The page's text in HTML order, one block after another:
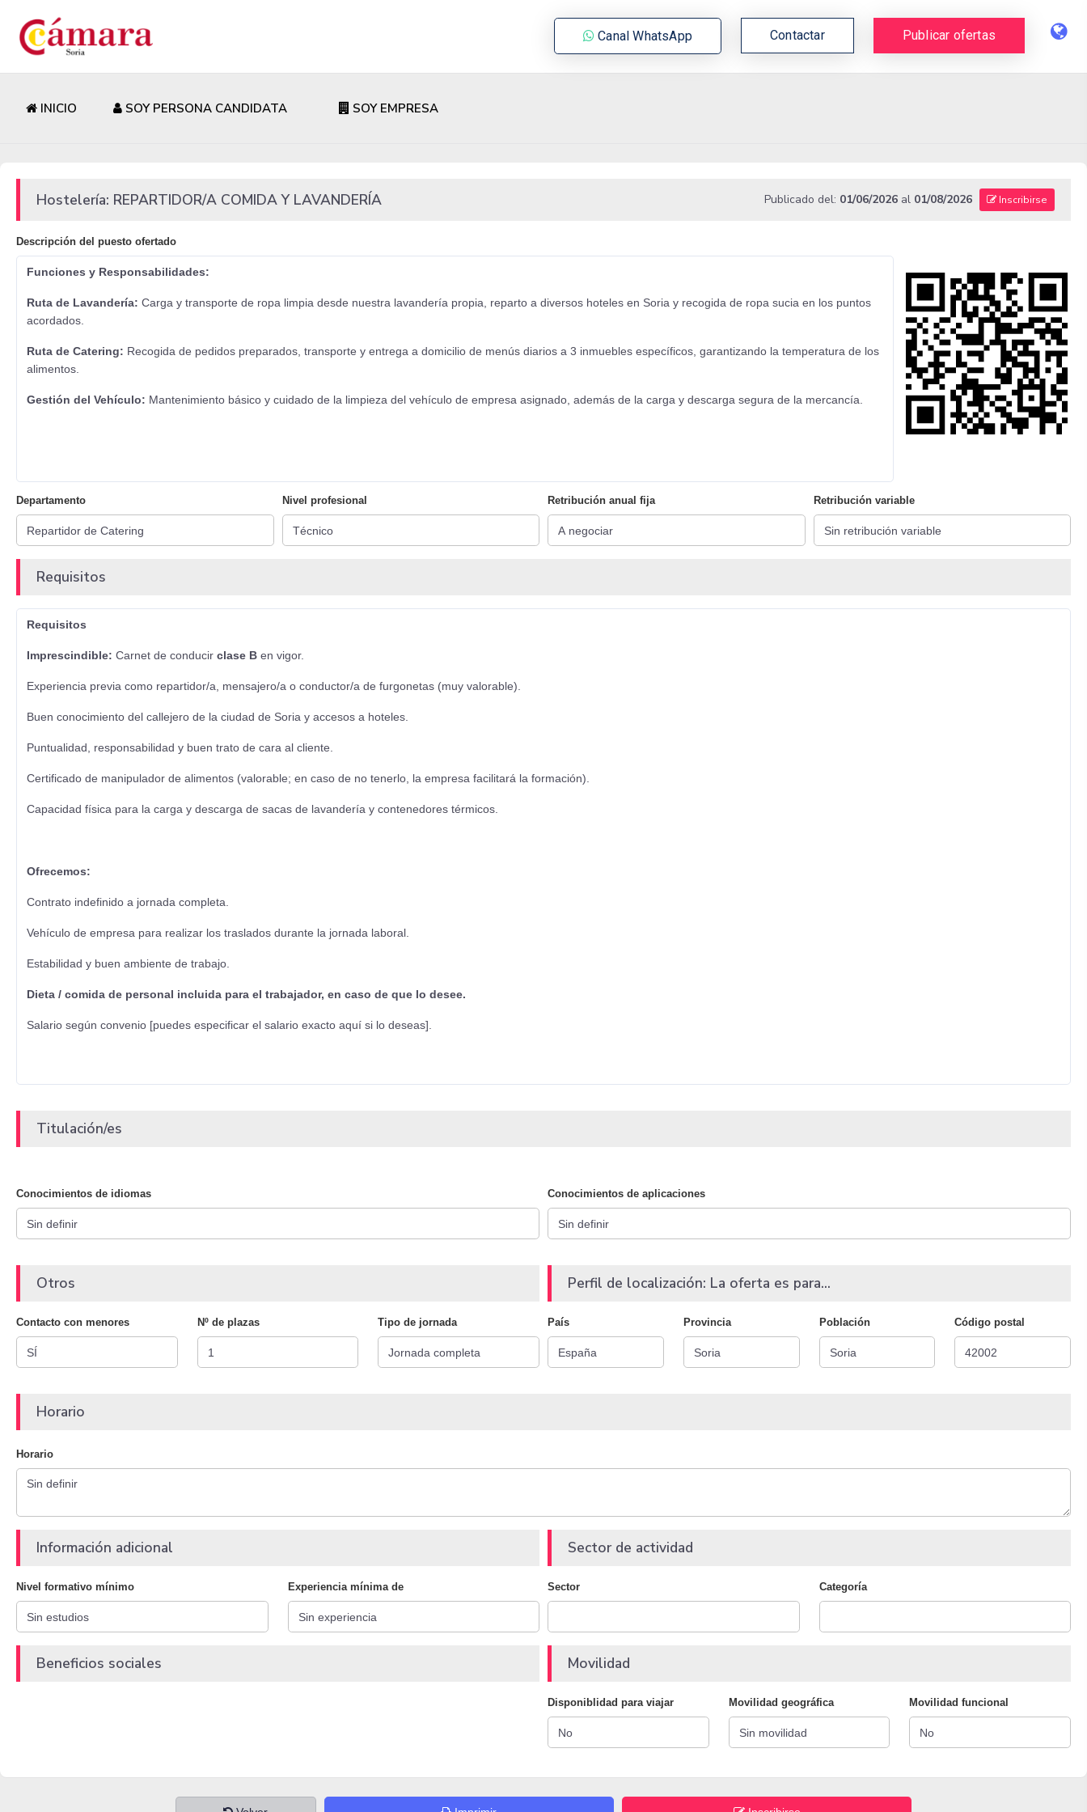
Canal WhatsApp Contactar Publicar ofertas
INICIO SOY PERSONA CANDIDATA SOY EMPRESA
Hostelería: REPARTIDOR/A COMIDA Y LAVANDERÍA Publicado del: 01/06/2026al 01/08/2026 Inscribirse
Descripción del puesto ofertado
Funciones y Responsabilidades:
Ruta de Lavandería: Carga y transporte de ropa limpia desde nuestra lavandería propia, reparto a diversos hoteles en Soria y recogida de ropa sucia en los puntos
acordados.
Ruta de Catering: Recogida de pedidos preparados, transporte y entrega a domicilio de menús diarios a 3 inmuebles específicos, garantizando la temperatura de los
alimentos.
Gestión del Vehículo: Mantenimiento básico y cuidado de la limpieza del vehículo de empresa asignado, además de la carga y descarga segura de la mercancía.
Departamento Nivel profesional Retribución anual fija Retribución variable
Requisitos
Requisitos
Imprescindible: Carnet de conducir clase B en vigor.
Experiencia previa como repartidor/a, mensajero/a o conductor/a de furgonetas (muy valorable).
Buen conocimiento del callejero de la ciudad de Soria y accesos a hoteles.
Puntualidad, responsabilidad y buen trato de cara al cliente.
Certificado de manipulador de alimentos (valorable; en caso de no tenerlo, la empresa facilitará la formación).
Capacidad física para la carga y descarga de sacas de lavandería y contenedores térmicos.
Ofrecemos:
Contrato indefinido a jornada completa.
Vehículo de empresa para realizar los traslados durante la jornada laboral.
Estabilidad y buen ambiente de trabajo.
Dieta / comida de personal incluida para el trabajador, en caso de que lo desee.
Salario según convenio [puedes especificar el salario exacto aquí si lo deseas].
Titulación/es
Conocimientos de idiomas Conocimientos de aplicaciones
Otros
Contacto con menores Nº de plazas Tipo de jornada
Perfil de localización: La oferta es para...
País Provincia Población Código postal
Horario
Horario
Información adicional
Nivel formativo mínimo Experiencia mínima de
Sector de actividad
Sector Categoría
Beneficios sociales Movilidad
Disponiblidad para viajar Movilidad geográfica Movilidad funcional